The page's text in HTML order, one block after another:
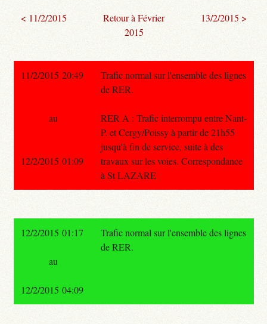
< 11/2/2015
Retour à Février
2015
13/2/2015 >
11/2/2015 20:49
Trafic normal sur l'ensemble des lignes
de RER.
RER A : Trafic interrompu entre Nant-
P. et Cergy/Poissy à partir de 21h55
jusqu'à fin de service, suite à des
travaux sur les voies. Correspondance
à St LAZARE
au
12/2/2015 01:09
12/2/2015 01:17
Trafic normal sur l'ensemble des lignes
de RER.
au
12/2/2015 04:09